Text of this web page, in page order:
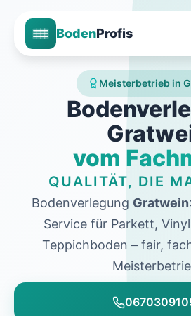
BodenProfis
Meisterbetrieb in
vom
QUALITÄT, DIE
Bodenverlegung Gratwein
Service für Parkett,
Teppichboden – fair,